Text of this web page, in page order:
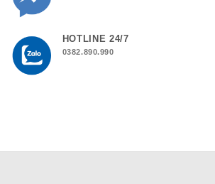
HOTLINE 24/7
0382.890.990